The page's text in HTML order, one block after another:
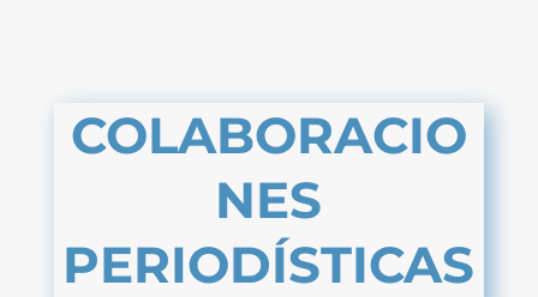
COLABORACIO
NES
PERIODÍSTICAS